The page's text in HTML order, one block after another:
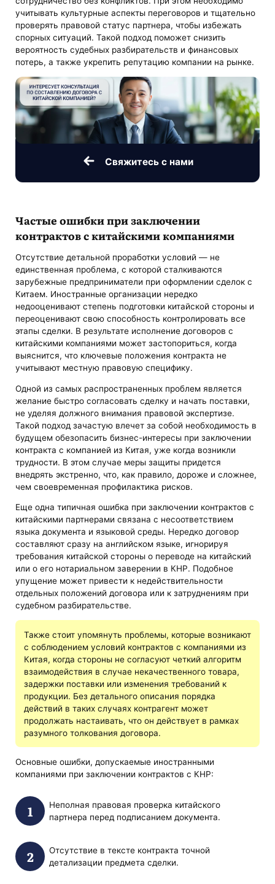
учитывать культурные аспекты переговоров и тщательно
проверять правовой статус партнера, чтобы избежать
спорных ситуаций. Такой подход поможет снизить
вероятность судебных разбирательств и финансовых
потерь, а также укрепить репутацию компании на рынке.
Свяжитесь с нами
Частые ошибки при заключении
контрактов с китайскими компаниями
Отсутствие детальной проработки условий — не
единственная проблема, с которой сталкиваются
зарубежные предприниматели при оформлении сделок с
Китаем. Иностранные организации нередко
недооценивают степень подготовки китайской стороны и
переоценивают свою способность контролировать все
этапы сделки. В результате исполнение договоров с
китайскими компаниями может застопориться, когда
выяснится, что ключевые положения контракта не
учитывают местную правовую специфику.
Одной из самых распространенных проблем является
желание быстро согласовать сделку и начать поставки,
не уделяя должного внимания правовой экспертизе.
Такой подход зачастую влечет за собой необходимость в
будущем обезопасить бизнес-интересы при заключении
контракта с компанией из Китая, уже когда возникли
трудности. В этом случае меры защиты придется
внедрять экстренно, что, как правило, дороже и сложнее,
чем своевременная профилактика рисков.
Еще одна типичная ошибка при заключении контрактов с
китайскими партнерами связана с несоответствием
языка документа и языковой среды. Нередко договор
составляют сразу на английском языке, игнорируя
требования китайской стороны о переводе на китайский
или о его нотариальном заверении в КНР. Подобное
упущение может привести к недействительности
отдельных положений договора или к затруднениям при
судебном разбирательстве.
Также стоит упомянуть проблемы, которые возникают
с соблюдением условий контрактов с компаниями из
Китая, когда стороны не согласуют четкий алгоритм
взаимодействия в случае некачественного товара,
задержки поставки или изменения требований к
продукции. Без детального описания порядка
действий в таких случаях контрагент может
продолжать настаивать, что он действует в рамках
разумного толкования договора.
Основные ошибки, допускаемые иностранными
компаниями при заключении контрактов с КНР:
Неполная правовая проверка китайского
партнера перед подписанием документа.
Отсутствие в тексте контракта точной
детализации предмета сделки.